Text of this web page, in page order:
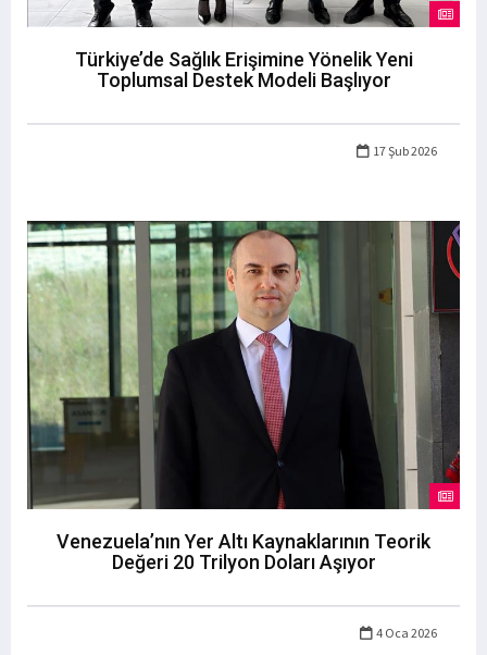
Türkiye’de Sağlık Erişimine Yönelik Yeni
Toplumsal Destek Modeli Başlıyor
17 Şub 2026
Venezuela’nın Yer Altı Kaynaklarının Teorik
Değeri 20 Trilyon Doları Aşıyor
4 Oca 2026